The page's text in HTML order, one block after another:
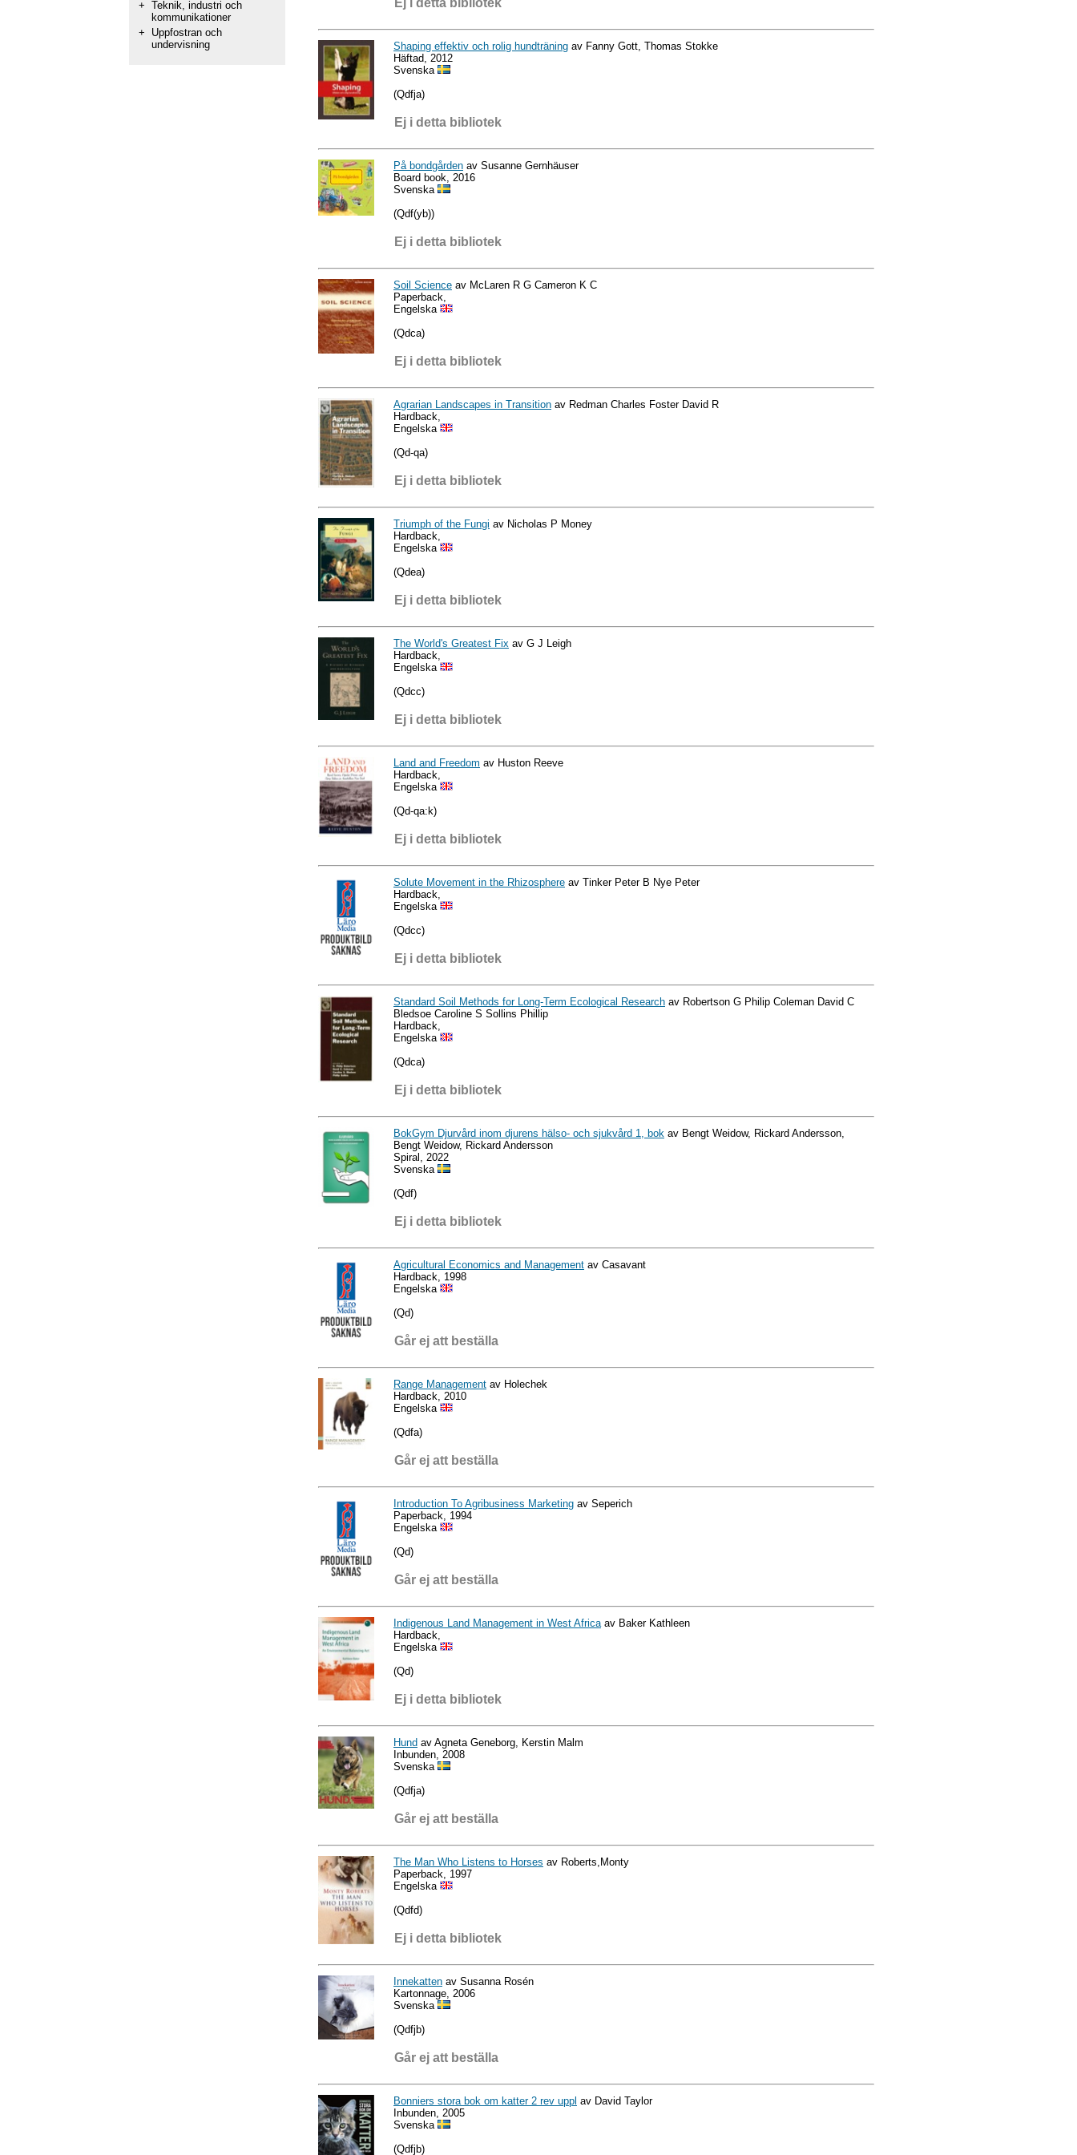
+ Teknik, industri och
kommunikationer
+
Uppfostran och
undervisning
Shaping effektiv och rolig hundträning av Fanny Gott, Thomas Stokke
Häftad, 2012
Svenska
(Qdfja)
Ej i detta bibliotek
På bondgården av Susanne Gernhäuser
Board book, 2016
Svenska
(Qdf(yb))
Ej i detta bibliotek
Soil Science av McLaren R G Cameron K C
Paperback,
Engelska
(Qdca)
Ej i detta bibliotek
Agrarian Landscapes in Transition av Redman Charles Foster David R
Hardback,
Engelska
(Qd-qa)
Ej i detta bibliotek
Triumph of the Fungi av Nicholas P Money
Hardback,
Engelska
(Qdea)
Ej i detta bibliotek
The World's Greatest Fix av G J Leigh
Hardback,
Engelska
(Qdcc)
Ej i detta bibliotek
Land and Freedom av Huston Reeve
Hardback,
Engelska
(Qd-qa:k)
Ej i detta bibliotek
Solute Movement in the Rhizosphere av Tinker Peter B Nye Peter
Hardback,
Engelska
(Qdcc)
Ej i detta bibliotek
Standard Soil Methods for Long-Term Ecological Research av Robertson G Philip Coleman David C
Bledsoe Caroline S Sollins Phillip
Hardback,
Engelska
(Qdca)
Ej i detta bibliotek
BokGym Djurvård inom djurens hälso- och sjukvård 1, bok av Bengt Weidow, Rickard Andersson,
Bengt Weidow, Rickard Andersson
Spiral, 2022
Svenska
(Qdf)
Ej i detta bibliotek
Agricultural Economics and Management av Casavant
Hardback, 1998
Engelska
(Qd)
Går ej att beställa
Range Management av Holechek
Hardback, 2010
Engelska
(Qdfa)
Går ej att beställa
Introduction To Agribusiness Marketing av Seperich
Paperback, 1994
Engelska
(Qd)
Går ej att beställa
Indigenous Land Management in West Africa av Baker Kathleen
Hardback,
Engelska
(Qd)
Ej i detta bibliotek
Hund av Agneta Geneborg, Kerstin Malm
Inbunden, 2008
Svenska
(Qdfja)
Går ej att beställa
The Man Who Listens to Horses av Roberts,Monty
Paperback, 1997
Engelska
(Qdfd)
Ej i detta bibliotek
Innekatten av Susanna Rosén
Kartonnage, 2006
Svenska
(Qdfjb)
Går ej att beställa
Bonniers stora bok om katter 2 rev uppl av David Taylor
Inbunden, 2005
Svenska
(Qdfjb)